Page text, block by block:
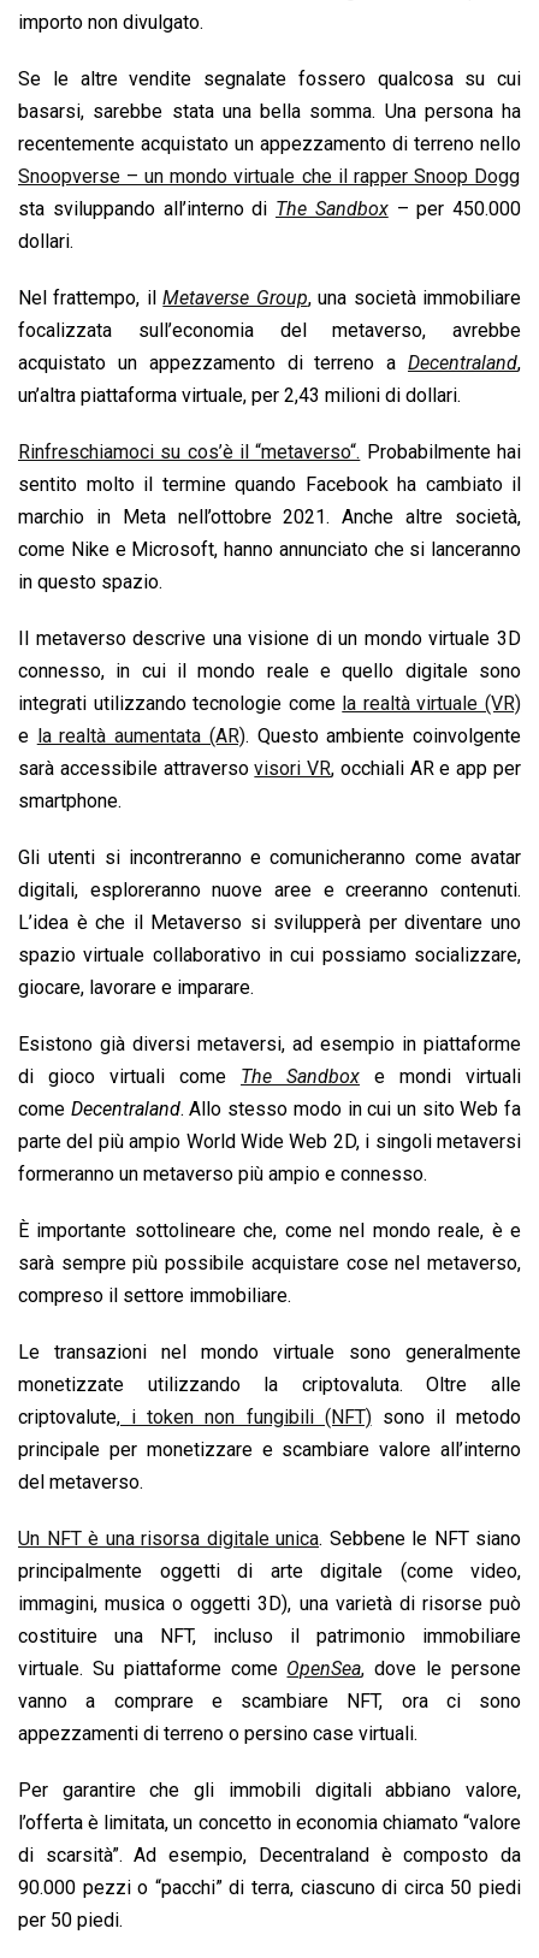
importo non divulgato.
Se le altre vendite segnalate fossero qualcosa su cui
basarsi, sarebbe stata una bella somma. Una persona ha
recentemente acquistato un appezzamento di terreno nello
Snoopverse – un mondo virtuale che il rapper Snoop Dogg
sta sviluppando all’interno di The Sandbox– per 450.000
dollari.
Nel frattempo, ilMetaverse Group, una società immobiliare
focalizzata sull’economia del metaverso, avrebbe
acquistato un appezzamento di terreno a Decentraland,
un’altra piattaforma virtuale, per 2,43 milioni di dollari.
Rinfreschiamoci su cos’è il “metaverso“. Probabilmente hai
sentito molto il termine quando Facebook ha cambiato il
marchio in Meta nell’ottobre 2021. Anche altre società,
come Nike e Microsoft, hanno annunciato che si lanceranno
in questo spazio.
Il metaverso descrive una visione di un mondo virtuale 3D
connesso, in cui il mondo reale e quello digitale sono
integrati utilizzando tecnologie come la realtà virtuale (VR)
e la realtà aumentata (AR). Questo ambiente coinvolgente
sarà accessibile attraversovisori VR, occhiali AR e app per
smartphone.
Gli utenti si incontreranno e comunicheranno come avatar
digitali, esploreranno nuove aree e creeranno contenuti.
L’idea è che il Metaverso si svilupperà per diventare uno
spazio virtuale collaborativo in cui possiamo socializzare,
giocare, lavorare e imparare.
Esistono già diversi metaversi, ad esempio in piattaforme
di gioco virtuali come The Sandbox e mondi virtuali
come Decentraland. Allo stesso modo in cui un sito Web fa
parte del più ampio World Wide Web 2D, i singoli metaversi
formeranno un metaverso più ampio e connesso.
È importante sottolineare che, come nel mondo reale, è e
sarà sempre più possibile acquistare cose nel metaverso,
compreso il settore immobiliare.
Le transazioni nel mondo virtuale sono generalmente
monetizzate utilizzando la criptovaluta. Oltre alle
criptovalute, i token non fungibili (NFT)sono il metodo
principale per monetizzare e scambiare valore all’interno
del metaverso.
Un NFT è una risorsa digitale unica. Sebbene le NFT siano
principalmente oggetti di arte digitale (come video,
immagini, musica o oggetti 3D), una varietà di risorse può
costituire una NFT, incluso il patrimonio immobiliare
virtuale. Su piattaforme come OpenSea, dove le persone
vanno a comprare e scambiare NFT, ora ci sono
appezzamenti di terreno o persino case virtuali.
Per garantire che gli immobili digitali abbiano valore,
l’offerta è limitata, un concetto in economia chiamato “valore
di scarsità”. Ad esempio, Decentraland è composto da
90.000 pezzi o “pacchi” di terra, ciascuno di circa 50 piedi
per 50 piedi.